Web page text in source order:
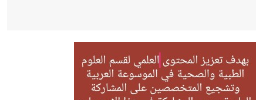
- هل تعلم أن أبقراط كتب في الطب أربعة مؤلفات هي:
الحكم، الأدلة، تنظيم التغذية، ورسالته في جروح الرأس. ويعود
له الفضل بأنه حرر الطب من الدين والفلسفة.